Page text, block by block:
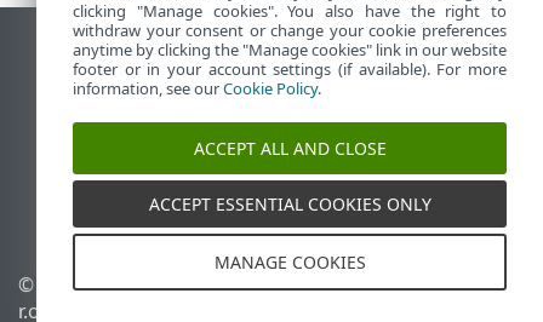
데스크톱 사이트 보기
End of Life
ESET 지식 베이스
ESET Status Portal
국가별 지원
© 1992 - 2026 ESET, spol. s
r.o. - All rights reserved.
쿠키 관리
clicking "Manage cookies". You also have the right to
withdraw your consent or change your cookie preferences
anytime by clicking the "Manage cookies" link in our website
footer or in your account settings (if available). For more
information, see ourCookie Policy.
ACCEPT ALL AND CLOSE
ACCEPT ESSENTIAL COOKIES ONLY
MANAGE COOKIES